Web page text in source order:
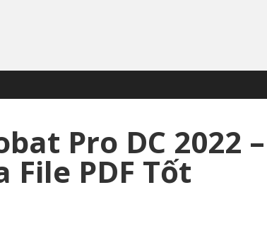
Pro DC 2022 –
File PDF Tốt